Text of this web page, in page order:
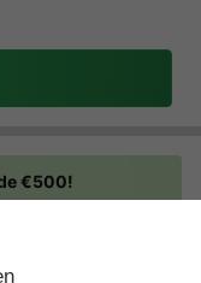
€500!